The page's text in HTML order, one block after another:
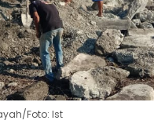
Foto: Ist